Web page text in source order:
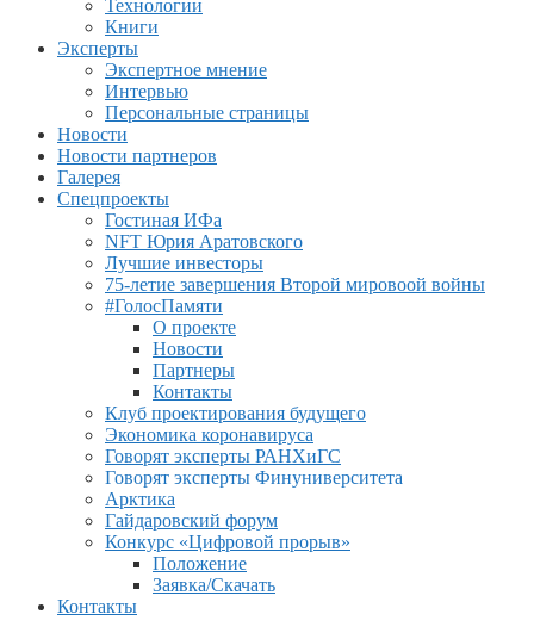
Технологии
Книги
Эксперты
Экспертное мнение
Интервью
Персональные страницы
Новости
Новости партнеров
Галерея
Спецпроекты
Гостиная ИФа
NFT Юрия Аратовского
Лучшие инвесторы
75-летие завершения Второй мировоой войны
#ГолосПамяти
О проекте
Новости
Партнеры
Контакты
Клуб проектирования будущего
Экономика коронавируса
Говорят эксперты РАНХиГС
Говорят эксперты Финуниверситета
Арктика
Гайдаровский форум
Конкурс «Цифровой прорыв»
Положение
Заявка/Скачать
Контакты